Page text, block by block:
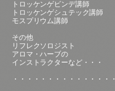
トロッケンゲビンデ講師
トロッケンゲシュテック講師
モスプリウム講師
その他
リフレクソロジスト
アロマ・ハーブの
インストラクターなど・・・
・・・・・・・・・・・・・・